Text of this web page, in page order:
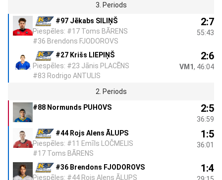
3. Periods
#97 Jēkabs SILIŅŠ
Piespēles: #17 Toms BĀRENS
#36 Brendons FJODOROVS
2:7
55:43
#27 Krišs LIEPIŅŠ
Piespēles: #23 Jānis PLACĒNS
#83 Rodrigo ANTULIS
2:6
VM1, 46:04
2. Periods
#88 Normunds PUHOVS
2:5
36:59
#44 Rojs Alens ĀLUPS
Piespēles: #11 Emīls LOČMELIS
#17 Toms BĀRENS
1:5
36:01
#36 Brendons FJODOROVS
Piespēles: #44 Rojs Alens ĀLUPS
1:4